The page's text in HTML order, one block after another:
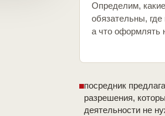
Определим,
обязательны,
а что оформлять
посредник
разрешения,
деятельности не